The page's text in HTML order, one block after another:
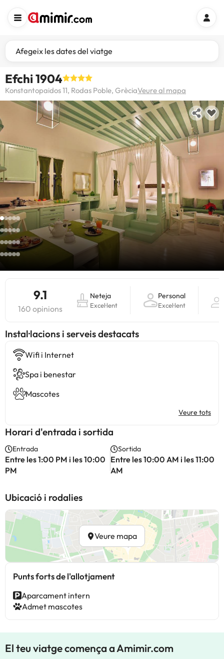
Afegeix les dates del viatge
Efchi 1904
Konstantopaidos 11, Rodas Poble, GrèciaVeure al mapa
9.1
160 opinions
Neteja
Excel·lent
Personal
Excel·lent
Instal·lacions i serveis destacats
Wifi i Internet
Spa i benestar
Mascotes
Veure tots
Horari d'entrada i sortida
Entrada
Entre les 1:00 PM i les 10:00
PM
Sortida
Entre les 10:00 AM i les 11:00
AM
Ubicació i rodalies
Veure mapa
Punts forts de l'allotjament
Aparcament intern
Admet mascotes
El teu viatge comença a Amimir.com